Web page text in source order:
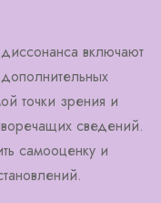
включают
точки зрения и
сведений.
самооценку и